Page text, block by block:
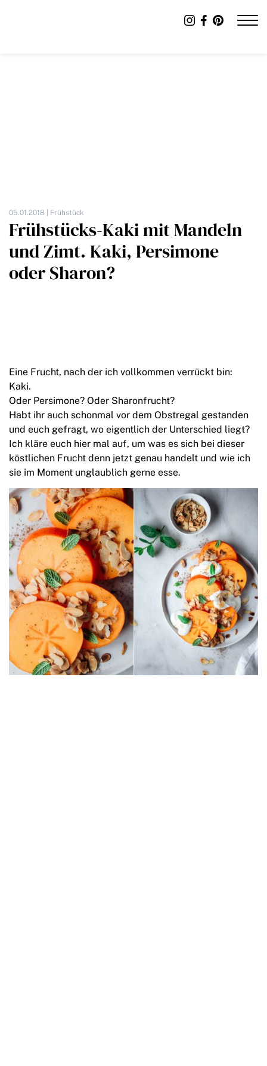
05.01.2018 | Frühstück
Frühstücks-Kaki mit Mandeln
und Zimt. Kaki, Persimone
oder Sharon?
Eine Frucht, nach der ich vollkommen verrückt bin:
Kaki.
Oder Persimone? Oder Sharonfrucht?
Habt ihr auch schonmal vor dem Obstregal gestanden
und euch gefragt, wo eigentlich der Unterschied liegt?
Ich kläre euch hier mal auf, um was es sich bei dieser
köstlichen Frucht denn jetzt genau handelt und wie ich
sie im Moment unglaublich gerne esse.